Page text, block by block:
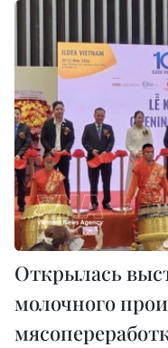
Открылась
молочного